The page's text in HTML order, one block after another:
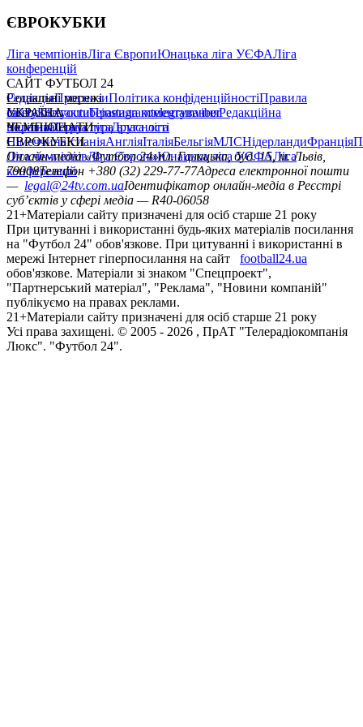
ЄВРОКУБКИ
Ліга чемпіонівЛіга ЄвропиЮнацька ліга УЄФАЛіга
конференцій
САЙТ ФУТБОЛ 24
РедакціяПрогнозиПолітика конфіденційностіПравила
сайтуКонтактиПравила коментуванняРедакційна
політикаСтруктура власності
Соціальні мережі
facebookxyoutubeinstagramtelegramviber
УКРАЇНА
УкраїнаПерша лігаДруга ліга
ЧЕМПІОНАТИ
НімеччинаІспаніяАнгліяІталіяБельгіяМЛСНідерландиФранція
ЄВРОКУБКИ
Ліга чемпіонівЛіга ЄвропиЮнацька ліга УЄФАЛіга
конференцій
Онлайн-медіа «Футбол 24»пл. Галицька, буд. 15, м. Львів,
79008Телефон +380 (32) 229-77-77Адреса електронної пошти
— legal@24tv.com.uaІдентифікатор онлайн-медіа в Реєстрі
суб’єктів у сфері медіа — R40-06058
21+Матеріали сайту призначені для осіб старше 21 року
При цитуванні і використанні будь-яких матеріалів посилання
на "Футбол 24" обов'язкове. При цитуванні і використанні в
мережі Інтернет гіперпосилання на сайт
football24.ua
обов'язкове. Матеріали зі знаком "Спецпроект",
"Партнерський матеріал", "Реклама", "Новини компаній"
публікуємо на правах реклами.
21+Матеріали сайту призначені для осіб старше 21 року
Усi права захищенi. © 2005 - 2026 , ПрАТ "Телерадіокомпанія
Люкс". "Футбол 24".